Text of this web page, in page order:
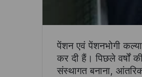
पेंशन एवं पेंशनभोगी
कर दी हैं। पिछले वर्षों
संस्थागत बनाना,